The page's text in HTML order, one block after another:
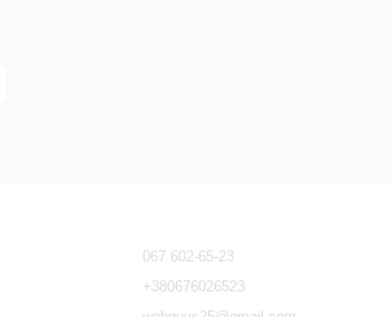
067 602-65-23
+380676026523